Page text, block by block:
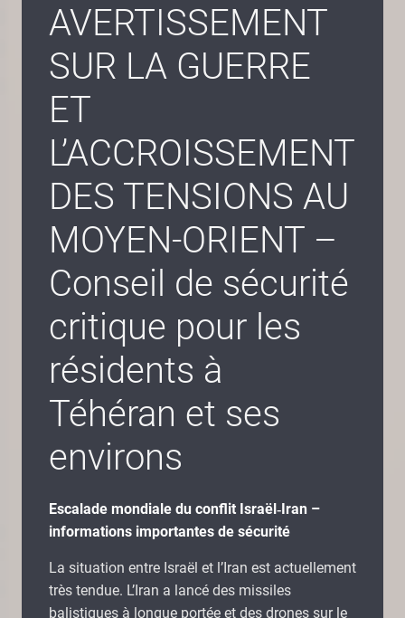
AVERTISSEMENT
SUR LA GUERRE
ET
L’ACCROISSEMENT
DES TENSIONS AU
MOYEN-ORIENT –
Conseil de sécurité
critique pour les
résidents à
Téhéran et ses
environs
Escalade mondiale du conflit Israël‑Iran –
informations importantes de sécurité
La situation entre Israël et l’Iran est actuellement
très tendue. L’Iran a lancé des missiles
balistiques à longue portée et des drones sur le